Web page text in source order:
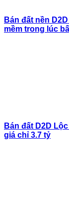
Bán đất nền
mềm trong lúc
Bán đất D2D
giá chỉ 3.7 tỷ